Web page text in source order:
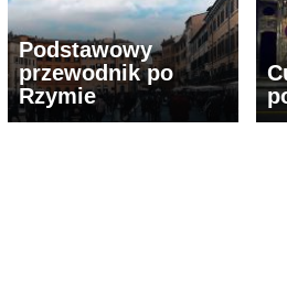
Podstawowy
przewodnik po
Rzymie